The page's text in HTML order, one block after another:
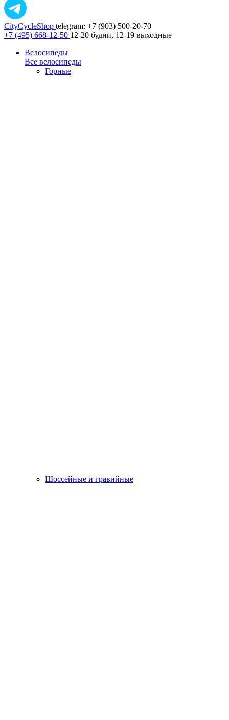
CityCycleShop telegram: +7 (903) 500-20-70
+7 (495) 668-12-50 12-20 будни, 12-19 выходные
Велосипеды
Все велосипеды
Горные
Шоссейные и гравийные